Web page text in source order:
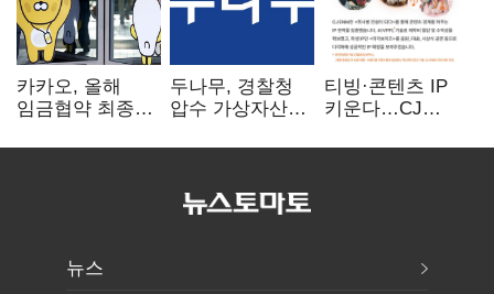
카카오, 올해
임금협약 최종
인상·격려금
두나무, 경찰청
압수 가상자산
커스터디 사업
티빙·콘텐츠 IP
키운다…CJ
글로벌 확장 가속
뉴스